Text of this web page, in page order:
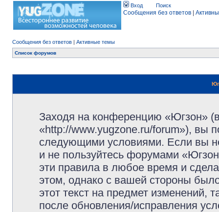
Вход Поиск
Сообщения без ответов
Сообщения без ответов | Активные темы
Список форумов
Заходя на конференцию «Югзон»
«http://www.yugzone.ru/forum»), вы
следующими условиями. Если вы
и не пользуйтесь форумами
эти правила в любое время и
этом, однако с вашей стороны
этот текст на предмет изменений,
после обновления/исправления